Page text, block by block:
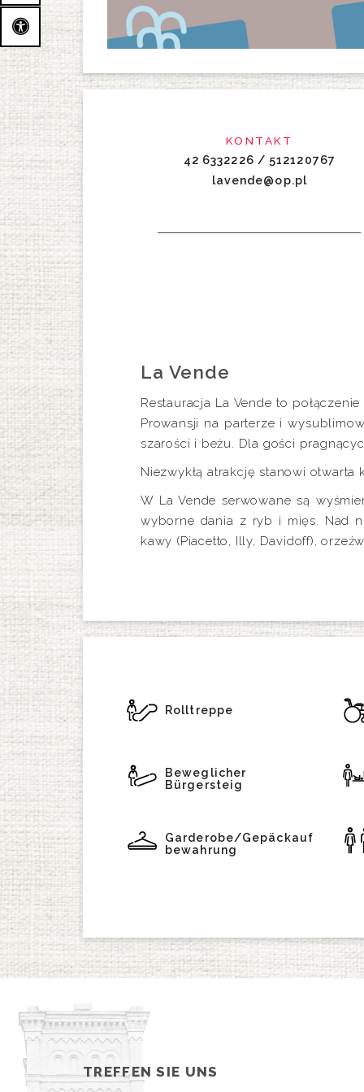
KONTAKT
42 6332226 / 512120767
lavende@op.pl
La Vende
Restauracja La Vende to
Prowansji na parterze i
szarości i beżu. Dla gości
Niezwykłą atrakcję stanowi
W La Vende serwowane są
wyborne dania z ryb i mięs. Nad
kawy (Piacetto, Illy, Davidoff),
Rolltreppe
Beweglicher
Bürgersteig
Garderobe/Gepäckauf
bewahrung
TREFFEN SIE UNS